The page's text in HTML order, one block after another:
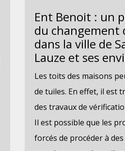
Ent Benoit : un
du changement
dans la ville de
Lauze et ses
Les toits des maisons
de tuiles. En effet, il est
des travaux de
Il est possible que les
forcés de procéder à